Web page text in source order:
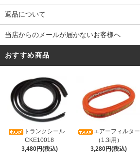
返品について
当店からのメールが届かないお客様へ
おすすめ商品
トランクシール
CKE10018
3,480円(税込)
エアーフィルター
（1.3i用）
3,280円(税込)